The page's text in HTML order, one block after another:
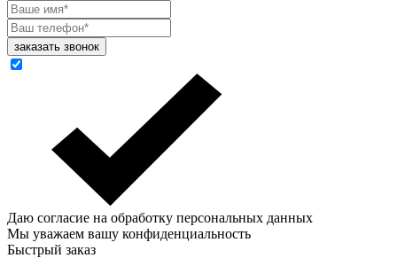
Даю согласие на обработку персональных данных
Мы уважаем вашу конфиденциальность
Быстрый заказ